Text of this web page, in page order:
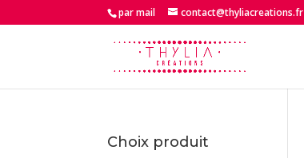
par mail contact@thyliacreations.fr
Choix produit